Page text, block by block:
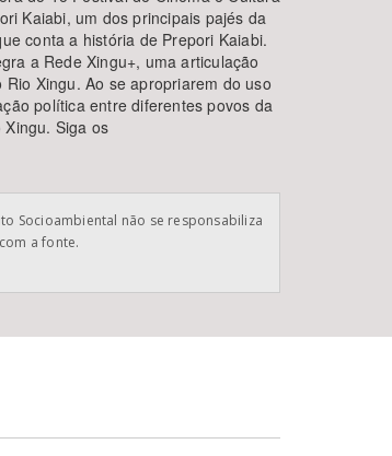
Kaiabi, um dos principais pajés da
conta a história de Prepori Kaiabi.
a Rede Xingu+, uma articulação
Xingu. Ao se apropriarem do uso
política entre diferentes povos da
Siga os
Socioambiental não se responsabiliza
a fonte.